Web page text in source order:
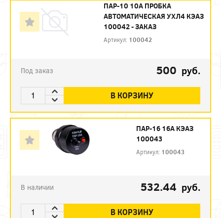
ПАР-10 10А ПРОБКА
АВТОМАТИЧЕСКАЯ УХЛ4 КЭАЗ
100042 - ЗАКАЗ
Артикул: 100042
Под заказ 500 руб.
В КОРЗИНУ
ПАР-16 16А КЭАЗ
100043
Артикул: 100043
В наличии 532.44 руб.
В КОРЗИНУ